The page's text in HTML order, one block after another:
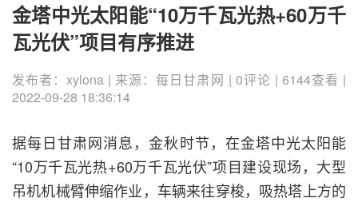
金塔中光太阳能“10万千瓦光热+60万千
瓦光伏”项目有序推进
发布者：xylona | 来源：每日甘肃网 | 0评论 | 6144查看 |
2022-09-28 18:36:14
据每日甘肃网消息，金秋时节，在金塔中光太阳能
“10万千瓦光热+60万千瓦光伏”项目建设现场，大型
吊机机械臂伸缩作业，车辆来往穿梭，吸热塔上方的